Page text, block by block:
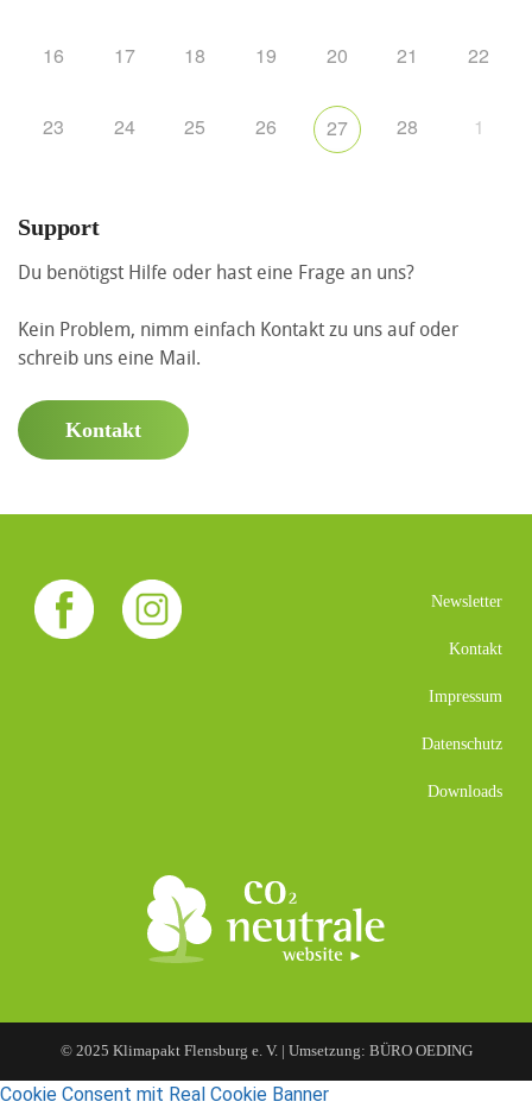
16 17 18 19 20 21 22
23 24 25 26 27 28 1
Support
Du benötigst Hilfe oder hast eine Frage an uns?
Kein Problem, nimm einfach Kontakt zu uns auf oder
schreib uns eine Mail.
Kontakt
Newsletter
Kontakt
Impressum
Datenschutz
Downloads
© 2025 Klimapakt Flensburg e. V. | Umsetzung: BÜRO OEDING
Cookie Consent mit Real Cookie Banner